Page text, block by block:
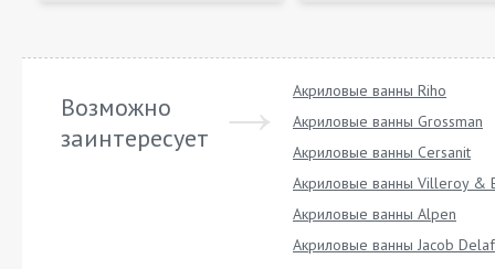
Возможно
заинтересует
Акриловые ванны Riho
Акриловые ванны Grossman
Акриловые ванны Cersanit
Акриловые ванны Villeroy &
Акриловые ванны Alpen
Акриловые ванны Jacob